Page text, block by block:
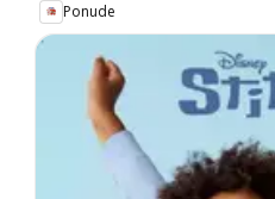
Ponude